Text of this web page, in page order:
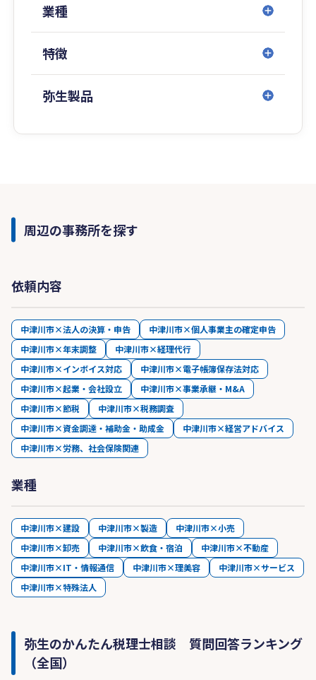
業種
特徴
弥生製品
周辺の事務所を探す
依頼内容
中津川市×法人の決算・申告
中津川市×個人事業主の確定申告
中津川市×年末調整
中津川市×経理代行
中津川市×インボイス対応
中津川市×電子帳簿保存法対応
中津川市×起業・会社設立
中津川市×事業承継・M&A
中津川市×節税
中津川市×税務調査
中津川市×資金調達・補助金・助成金
中津川市×経営アドバイス
中津川市×労務、社会保険関連
業種
中津川市×建設 中津川市×製造
中津川市×小売
中津川市×卸売
中津川市×飲食・宿泊
中津川市×不動産
中津川市×IT・情報通信
中津川市×理美容
中津川市×サービス
中津川市×特殊法人
弥生のかんたん税理士相談 質問回答ランキング
（全国）